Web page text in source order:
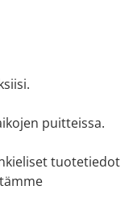
puitteissa.
tuotetiedot